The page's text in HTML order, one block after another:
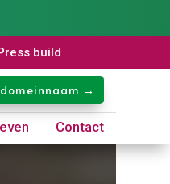
SSL certificaat
→
Contact